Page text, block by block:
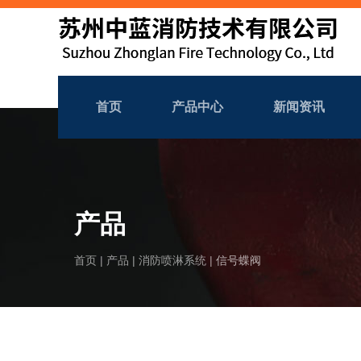
首页 产品中心 新闻资讯
产品
首页 | 产品 | 消防喷淋系统 | 信号蝶阀